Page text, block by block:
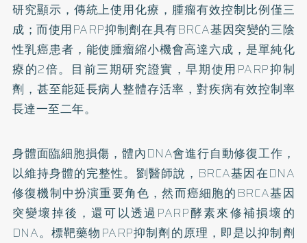
研究顯示，傳統上使用化療，腫瘤有效控制比例僅三
成；而使用PARP抑制劑在具有BRCA基因突變的三陰
性乳癌患者，能使腫瘤縮小機會高達六成，是單純化
療的2倍。目前三期研究證實，早期使用PARP抑制
劑，甚至能延長病人整體存活率，對疾病有效控制率
長達一至二年。
身體面臨細胞損傷，體內DNA會進行自動修復工作，
以維持身體的完整性。劉醫師說，BRCA基因在DNA
修復機制中扮演重要角色，然而癌細胞的BRCA基因
突變壞掉後，還可以透過PARP酵素來修補損壞的
DNA。標靶藥物PARP抑制劑的原理，即是以抑制劑